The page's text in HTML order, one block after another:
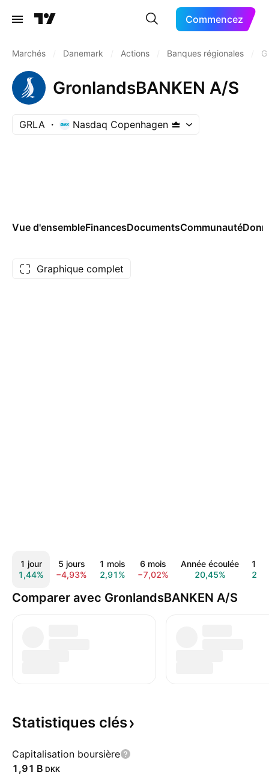
Commencez
Marchés Danemark Actions Banques régionales
GronlandsBANKEN A/S
GRLA Nasdaq Copenhagen
Vue d'ensembleFinancesDocumentsCommunauté
Graphique complet
1 jour
1,44%
5 jours
−4,93%
1 mois
2,91%
6 mois
−7,02%
Année écoulée
20,45%
1
Comparer avec GronlandsBANKEN A/S
Statistiques clés
Capitalisation boursière
‪1,91 B‬ DKK